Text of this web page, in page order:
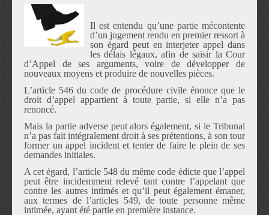
Il est entendu qu’une partie mécontente
d’un jugement rendu en premier ressort à
son égard peut en interjeter appel dans
les délais légaux, afin de saisir la Cour
d’Appel de ses arguments, voire de développer de
nouveaux moyens et produire de nouvelles pièces.
L’article 546 du code de procédure civile énonce que le
droit d’appel appartient à toute partie, si elle n’a pas
renoncé.
Mais la partie adverse peut alors également, si le Tribunal
n’a pas fait intégralement droit à ses prétentions, à son tour
former un appel incident et tenter de faire le plein de ses
demandes initiales.
A cet égard, l’article 548 du même code édicte que l’appel
peut être incidemment relevé tant contre l’appelant que
contre les autres intimés et qu’il peut également émaner,
aux termes de l’articles 549, de toute personne même
intimée, ayant été partie en première instance.